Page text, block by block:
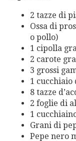
2 tazze di
Ossa di
o pollo)
1 cipolla
2 carote
3 grossi
1 cucchiaio
8 tazze
2 foglie di
1
Grani di
Pepe nero